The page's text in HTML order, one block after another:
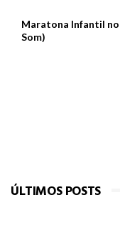
Maratona Infantil no
Som)
ÚLTIMOS POSTS